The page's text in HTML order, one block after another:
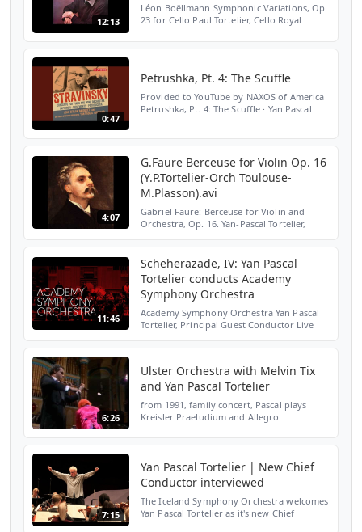
12:13
Léon Boëllmann Symphonic Variations, Op.
23 for Cello Paul Tortelier, Cello Royal
0:47
Petrushka, Pt. 4: The Scuffle
Provided to YouTube by NAXOS of America
Petrushka, Pt. 4: The Scuffle · Yan Pascal
4:07
G.Faure Berceuse for Violin Op. 16
(Y.P.Tortelier-Orch Toulouse-
M.Plasson).avi
Gabriel Faure: Berceuse for Violin and
Orchestra, Op. 16. Yan-Pascal Tortelier,
11:46
Scheherazade, IV: Yan Pascal
Tortelier conducts Academy
Symphony Orchestra
Academy Symphony Orchestra Yan Pascal
Tortelier, Principal Guest Conductor Live
6:26
Ulster Orchestra with Melvin Tix
and Yan Pascal Tortelier
from 1991, family concert, Pascal plays
Kreisler Praeludium and Allegro
7:15
Yan Pascal Tortelier | New Chief
Conductor interviewed
The Iceland Symphony Orchestra welcomes
Yan Pascal Tortelier as it's new Chief